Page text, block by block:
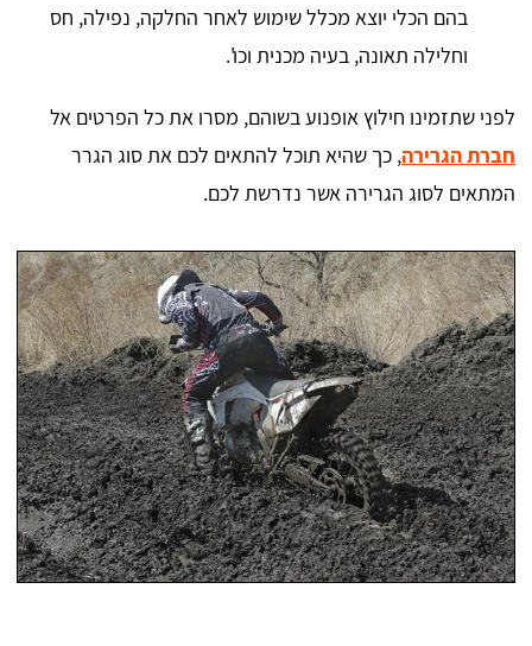
בהם הכלי יוצא מכלל שימוש לאחר החלקה, נפילה, חס
וחלילה תאונה, בעיה מכנית וכו'.
לפני שתזמינו חילוץ אופנוע בשוהם, מסרו את כל הפרטים אל
חברת הגרירה, כך שהיא תוכל להתאים לכם את סוג הגרר
המתאים לסוג הגרירה אשר נדרשת לכם.